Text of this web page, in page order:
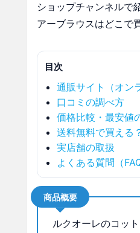
ショップチャンネル
アーブラウスはどこで
目次
通販サイト（オン
口コミの調べ方
価格比較・最安値
送料無料で買える
実店舗の取扱
よくある質問（FAQ
商品概要
ルクオーレのコッ